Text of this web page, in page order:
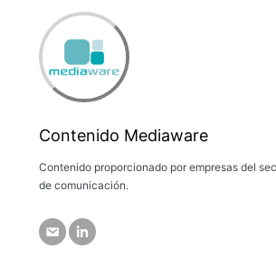
Contenido Mediaware
Contenido proporcionado por empresas del
de comunicación.